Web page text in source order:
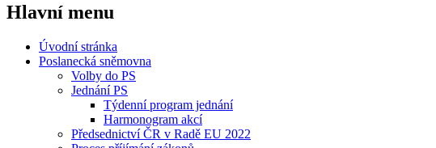
Hlavní menu
Úvodní stránka
Poslanecká sněmovna
Volby do PS
Jednání PS
Týdenní program jednání
Harmonogram akcí
Předsednictví ČR v Radě EU 2022